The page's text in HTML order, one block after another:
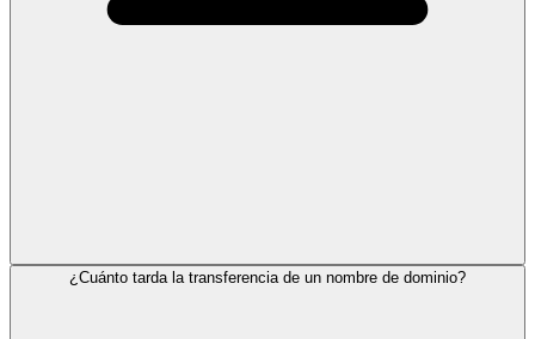
¿Cuánto tarda la transferencia de un nombre de dominio?